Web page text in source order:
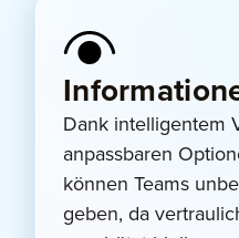
Dank intelligentem
anpassbaren
können Teams
geben, da